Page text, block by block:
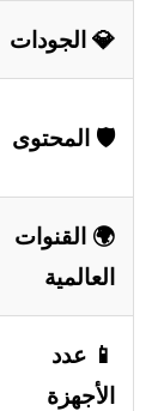
💎 الجودات
🛡️ المحتوى
🌍 القنوات
العالمية
📱 عدد
الأجهزة